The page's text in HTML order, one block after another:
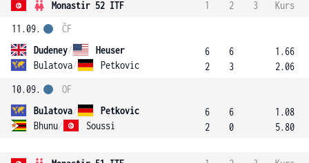
Monastir 52 ITF 1 2 3
Kurs
11.09.
Dudeney/
Heuser
Bulatova/ Petkovic
ČF
6
2
6
3
1.66
2.06
10.09.
Bulatova/
Petkovic
Bhunu/ Soussi
OF
6
2
6
0
1.08
5.80